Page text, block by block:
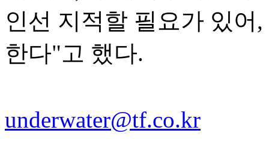
인선 지적할 필요가 있어
한다"고 했다.
underwater@tf.co.kr